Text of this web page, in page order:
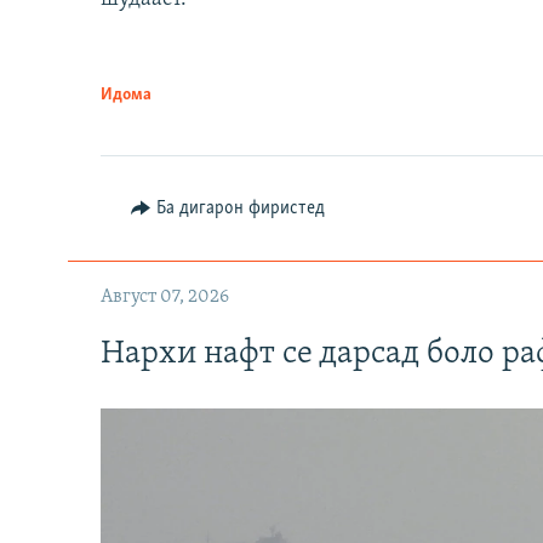
Идома
Ба дигарон фиристед
Август 07, 2026
Нархи нафт се дарсад боло